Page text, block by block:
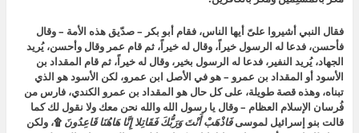
فقال النبي أشيروا علىّ أيها الناس، فقام أبو بكر – صدّيق هذه الأمة – وقال
فأحسن، فدعا له الرسول خيراً، وقال له خيراً، ثم قام عمر وقال وأحسن، يُريد
الجهاد، يُريد النفير، فدعا له الرسول بخير، وقال له خيراً، ثم قام المقداد بن
الأسود أو المقداد بن عمرو – هو في الأصل ابن عمرو، لكن الأسود هو الذي
تبناه، وهذه قصة طويلة، على كل حال هو المقداد بن عمرو الكندي، فارس من
فُرسان الإسلام العظام – وقال يا رسول الله والله نحن معك ولا نقول لك كما
قالت بنو إسرائيل لموسى فَاذْهَبْ أَنْتَ وَرَبُّكَ فَقَاتِلا إِنَّا هَاهُنَا قَاعِدُونَ ۩، ولكن